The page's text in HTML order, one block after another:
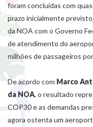
foram concluídas com
prazo inicialmente
da NOA com o Governo
de atendimento do
milhões de passageiros
De acordo com Marco
da NOA, o resultado
COP30 e as demandas
agora ostenta um